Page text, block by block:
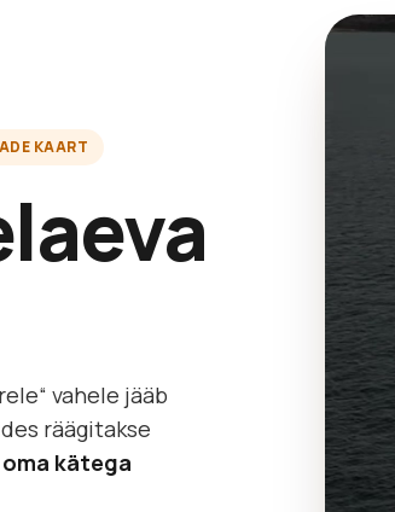
KAART
vahele jääb
räägitakse
kätega